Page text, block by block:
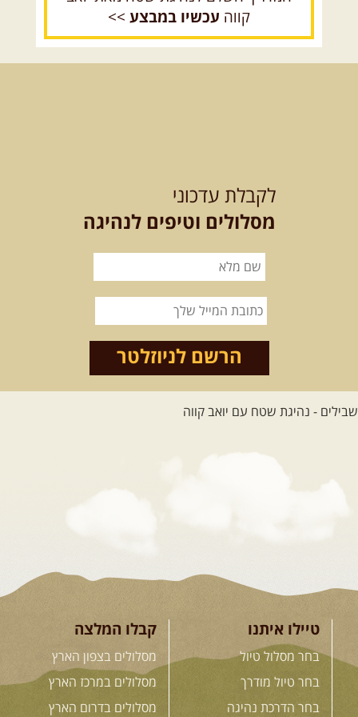
12.08.2026 רביעי- רכבי פנאי
למגוון רכבי שטח
בחרנו לילה מיוחד לטיול מיוחד!
השמיים יהיו נקיים, הכוכבים ...
שישי- מעיינות
ואתגרים בצפון הרמה
מסלול חדש בצפון רמת הגולן בהובלת
מדריך תושב האזור. המסלול ...
. מסעות בעולם
מסע שטח לאחת המדינות הפראיות
והמרגשות בעולם. קירגיסטאן היא לא ...
[המשך]
26.08-02.09.2026 - גאורגיה,
חבל סוונטי: מסע אל ארץ
המגדלים של הקווקז
קווה עכשיו במבצע >>
לקבלת עדכוני
מסלולים וטיפים לנהיגה
הרשם לניוזלטר
טיילו איתנו
בחר מסלול טיול
בחר טיול מודרך
בחר הדרכת נהיגה
קבלו המלצה
מסלולים בצפון הארץ
מסלולים במרכז הארץ
מסלולים בדרום הארץ